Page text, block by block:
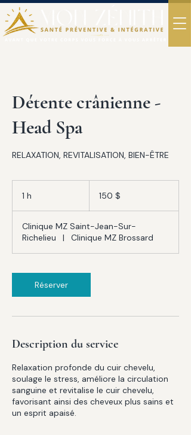
Détente crânienne -
Head Spa
RELAXATION, REVITALISATION, BIEN-ÊTRE
1 h 150 $
Clinique MZ Saint-Jean-Sur-
Richelieu
| Clinique MZ Brossard
Réserver
Description du service
Relaxation profonde du cuir chevelu,
soulage le stress, améliore la circulation
sanguine et revitalise le cuir chevelu,
favorisant ainsi des cheveux plus sains et
un esprit apaisé.